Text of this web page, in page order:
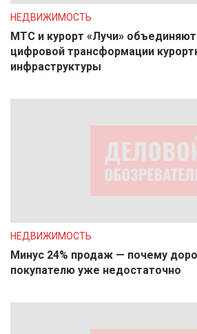
НЕДВИЖИМОСТЬ
МТС и курорт «Лучи» объединяют
цифровой трансформации
инфраструктуры
НЕДВИЖИМОСТЬ
Минус 24% продаж — почему
покупателю уже недостаточно